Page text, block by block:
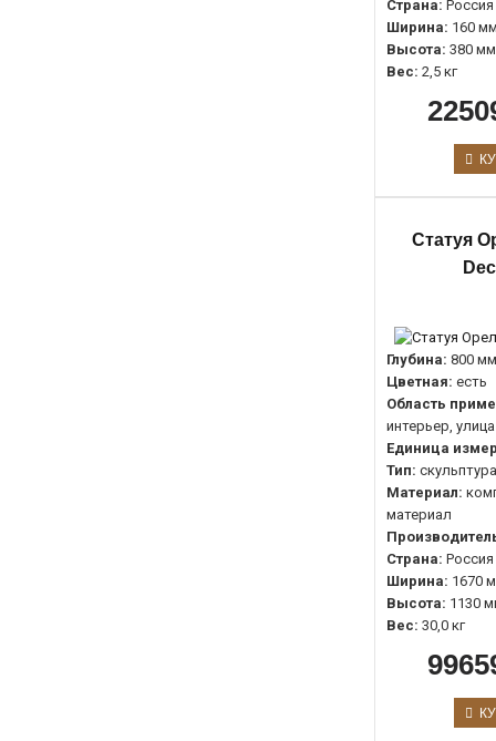
Страна: Россия
Ширина: 160
Высота: 380 мм
Вес: 2,5 кг
Статуя
Глубина: 800 мм
Цветная: есть
Область
интерьер, улица
Единица
Тип: скульптура
Материал:
материал
Страна: Россия
Ширина: 1670
Высота: 1130
Вес: 30,0 кг